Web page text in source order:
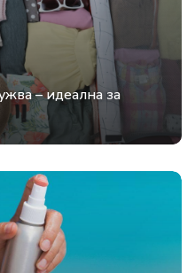
– идеална за